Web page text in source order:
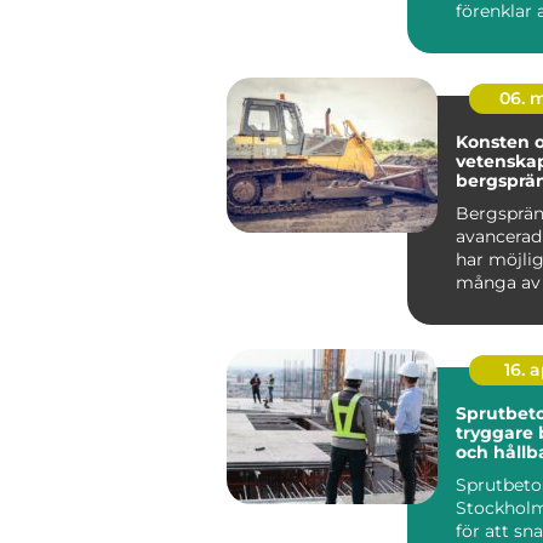
förenklar
06.
Konsten
har
många
16.
tryggare
och
för att